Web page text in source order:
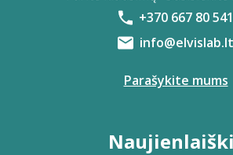
+370 667 80 541
info@elvislab.lt
Parašykite mums